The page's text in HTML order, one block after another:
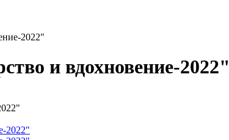
2022"
и вдохновение-2022"